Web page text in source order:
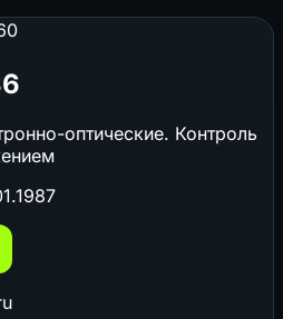
оптические. Контроль